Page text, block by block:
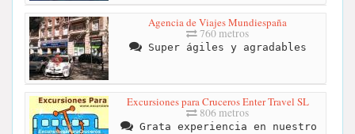
Agencia de Viajes Mundiespaña
760 metros
Super ágiles y agradables
Excursiones para Cruceros Enter Travel SL
806 metros
Grata experiencia en nuestro